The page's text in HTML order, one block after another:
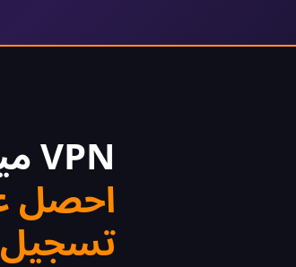
VPN ميانماري مجاني 2026 -
تسجيل